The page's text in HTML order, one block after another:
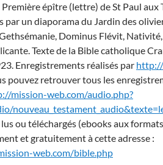
épître (lettre) de St Paul aux
par un diaporama du Jardin des
Gethsémanie, Dominus Flévit,
Texte de la Bible catholique
Enregistrements réalisés par
pouvez retrouver tous les
mission-web.com/audio.php?
ou téléchargés (ebooks aux
et gratuitement à cette adresse :
web.com/bible.php